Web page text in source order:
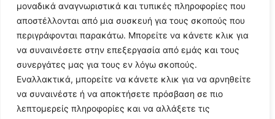
μοναδικά αναγνωριστικά και τυπικές πληροφορίες που
αποστέλλονται από μια συσκευή για τους σκοπούς που
περιγράφονται παρακάτω. Μπορείτε να κάνετε κλικ για
να συναινέσετε στην επεξεργασία από εμάς και τους
συνεργάτες μας για τους εν λόγω σκοπούς.
Εναλλακτικά, μπορείτε να κάνετε κλικ για να αρνηθείτε
να συναινέστε ή να αποκτήσετε πρόσβαση σε πιο
λεπτομερείς πληροφορίες και να αλλάξετε τις
Follow Us